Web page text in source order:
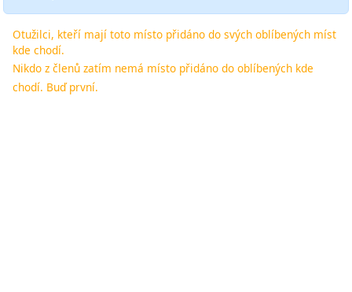
Otužilci, kteří mají toto místo přidáno do svých oblíbených míst
kde chodí.
Nikdo z členů zatím nemá místo přidáno do oblíbených kde
chodí. Buď první.